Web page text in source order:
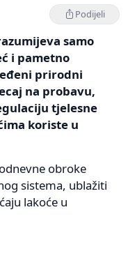
Podijeli
samo
i pametno
prirodni
na probavu,
tjelesne
koriste u
obroke
sistema, ublažiti
lakoće u